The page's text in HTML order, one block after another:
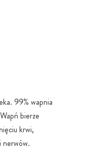
i PEG.
Używamy
z zamkiem typu zipper,
zanieczyszczeniami.
99% wapnia
bierze
krwi,
nerwów.